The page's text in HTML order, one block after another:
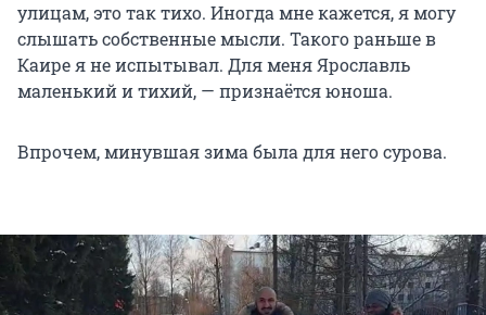
улицам, это так тихо. Иногда мне кажется, я могу
слышать собственные мысли. Такого раньше в
Каире я не испытывал. Для меня Ярославль
маленький и тихий, — признаётся юноша.
Впрочем, минувшая зима была для него сурова.